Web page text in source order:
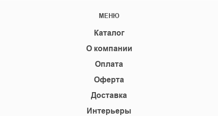
МЕНЮ
Каталог
О компании
Оплата
Оферта
Доставка
Интерьеры